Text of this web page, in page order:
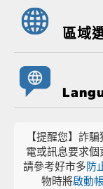
區域
【提醒您】詐
電或訊息要求
請參考好市多防
物時將啟動